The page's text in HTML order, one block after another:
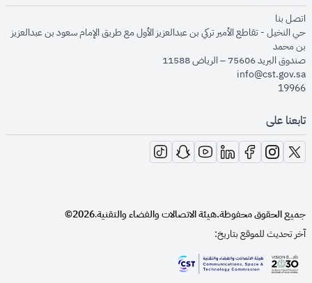
اتصل بنا
حي النخيل - تقاطع الأمير تركي بن عبدالعزيز الأول مع طريق الإمام سعود بن عبدالعزيز
بن محمد
صندوق البريد 75606 – الرياض 11588
info@cst.gov.sa
19966
تابعنا على
opens in new window
opens in new window
opens in new window
opens in new window
opens in new window
opens in new window
opens in new window
جميع الحقوق محفوظة.هيئة الاتصالات والفضاء والتقنية.
2026©
آخر تحديث للموقع بتاريخ: